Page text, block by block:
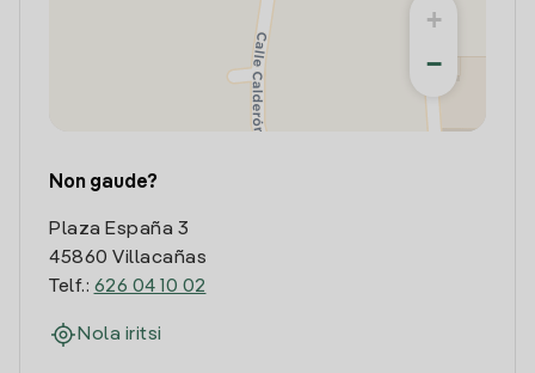
+
−
Non gaude?
Plaza España 3
45860 Villacañas
Telf.: 626 04 10 02
Nola iritsi